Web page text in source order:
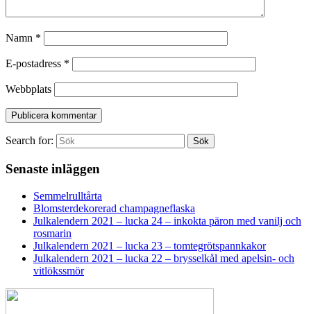
Namn *
E-postadress *
Webbplats
Search for: Sök
Senaste inläggen
Semmelrulltårta
Blomsterdekorerad champagneflaska
Julkalendern 2021 – lucka 24 – inkokta päron med vanilj och
rosmarin
Julkalendern 2021 – lucka 23 – tomtegrötspannkakor
Julkalendern 2021 – lucka 22 – brysselkål med apelsin- och
vitlökssmör